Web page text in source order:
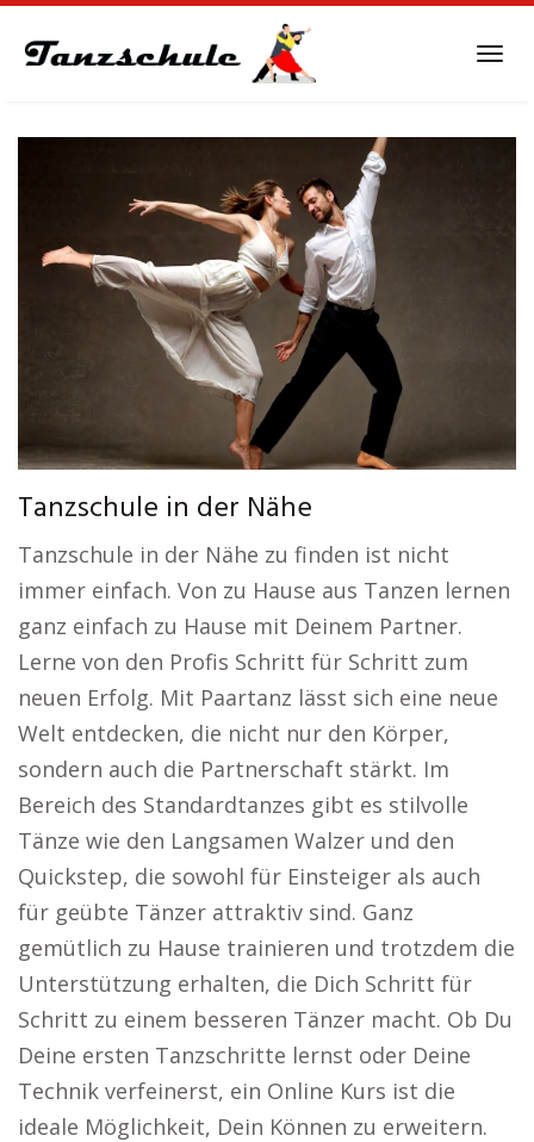
Tanzschule in der Nähe
Tanzschule in der Nähe zu finden ist nicht
immer einfach. Von zu Hause aus Tanzen lernen
ganz einfach zu Hause mit Deinem Partner.
Lerne von den Profis Schritt für Schritt zum
neuen Erfolg. Mit Paartanz lässt sich eine neue
Welt entdecken, die nicht nur den Körper,
sondern auch die Partnerschaft stärkt. Im
Bereich des Standardtanzes gibt es stilvolle
Tänze wie den Langsamen Walzer und den
Quickstep, die sowohl für Einsteiger als auch
für geübte Tänzer attraktiv sind. Ganz
gemütlich zu Hause trainieren und trotzdem die
Unterstützung erhalten, die Dich Schritt für
Schritt zu einem besseren Tänzer macht. Ob Du
Deine ersten Tanzschritte lernst oder Deine
Technik verfeinerst, ein Online Kurs ist die
ideale Möglichkeit, Dein Können zu erweitern.